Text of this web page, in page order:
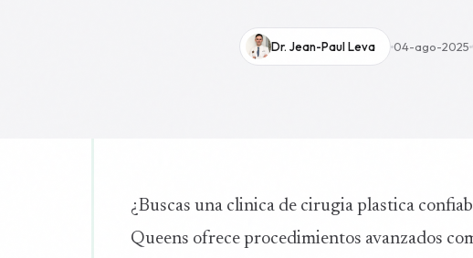
Dr. Jean-Paul Leva 04-ago-2025
¿Buscas una clinica de cirugia plastica
Queens ofrece procedimientos avanzados